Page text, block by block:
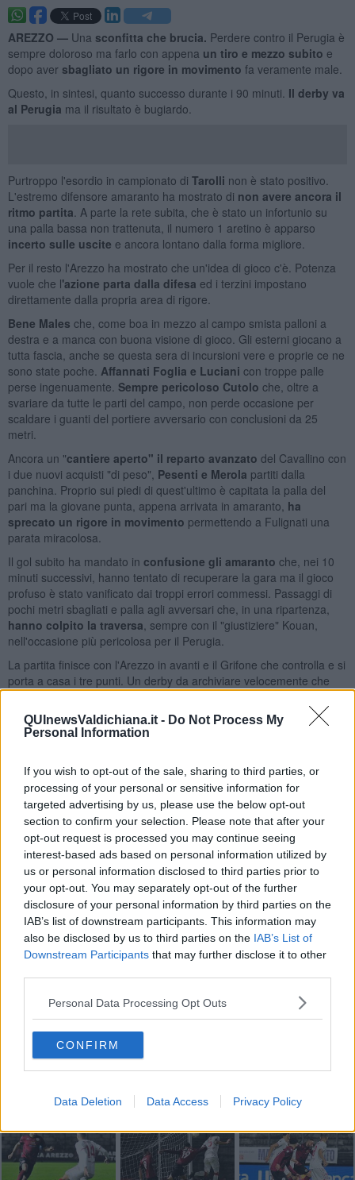
QUInewsValdichiana.it - Do Not Process My
Personal Information
If you wish to opt-out of the sale, sharing to third parties, or
processing of your personal or sensitive information for
targeted advertising by us, please use the below opt-out
section to confirm your selection. Please note that after your
opt-out request is processed you may continue seeing
interest-based ads based on personal information utilized by
us or personal information disclosed to third parties prior to
your opt-out. You may separately opt-out of the further
disclosure of your personal information by third parties on the
IAB’s list of downstream participants. This information may
also be disclosed by us to third parties on the IAB’s List of
Downstream Participants that may further disclose it to other
Personal Data Processing Opt Outs
CONFIRM
Data Deletion Data Access Privacy Policy
AREZZO — Una sconfitta che brucia. Perdere contro il Perugia è
sempre doloroso ma farlo con appena un tiro e mezzo subito e
dopo aver sbagliato un rigore in movimento fa veramente male.
Questo, in sintesi, quanto successo durante i 90 minuti. Il derby va
al Perugia ma il risultato è bugiardo.
Purtroppo l'esordio in campionato di Tarolli non è stato positivo.
L'estremo difensore amaranto ha mostrato di non avere ancora il
ritmo partita . A parte la rete subita, che è stato un infortunio su
una palla bassa non trattenuta, il numero 1 aretino è apparso
incerto sulle uscite e ancora lontano dalla forma migliore.
Per il resto l'Arezzo ha mostrato che un'idea di gioco c'è. Potenza
vuole che l'azione parta dalla difesa ed i terzini impostano
direttamente dalla propria area di rigore.
Bene Males che, come boa in mezzo al campo smista palloni a
destra e a manca con buona visione di gioco. Gli esterni giocano a
tutta fascia, anche se questa sera di incursioni vere e proprie ce ne
sono state poche. Affannati Foglia e Luciani con troppe palle
perse ingenuamente. Sempre pericoloso Cutolo che, oltre a
svariare da tutte le parti del campo, non perde occasione per
scaldare i guanti del portiere avversario con conclusioni da 25
metri.
Ancora un "cantiere aperto" il reparto avanzato del Cavallino con
i due nuovi acquisti "di peso", Pesenti e Merola partiti dalla
panchina. Proprio sui piedi di quest'ultimo è capitata la palla del
pari ma la giovane punta, appena arrivata in amaranto, ha
sprecato un rigore in movimento permettendo a Fulignati una
parata miracolosa.
Il gol subito ha mandato in confusione gli amaranto che, nei 10
minuti successivi, hanno tentato di recuperare la gara ma il gioco
profuso è stato vanificato dai troppi errori commessi. Passaggi di
pochi metri sbagliati e palla agli avversari che, in una ripartenza,
hanno colpito la traversa , sempre con il "giustiziere" Kouan,
nell'occasione più pericolosa per il Perugia.
La partita finisce con l'Arezzo in avanti e il Grifone che controlla e si
porta a casa i tre punti. Un derby da archiviare velocemente che
lascia tanto amaro in bocca. Tra quattro giorni è di nuovo
campionato e l'Arezzo deve smuovere la classifica che, per il
momento, "piange".
Se vuoi leggere le notizie principali della Toscana iscriviti alla
Newsletter QUInews - ToscanaMedia.Arriva gratis tutti i giorni
alle 20:00 direttamente nella tua casella di posta.
Basta cliccareQUI
Fotogallery